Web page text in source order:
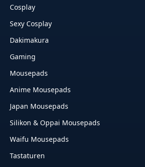
Cosplay
Sexy Cosplay
Dakimakura
Gaming
Mousepads
Anime Mousepads
Japan Mousepads
Silikon & Oppai Mousepads
Waifu Mousepads
Tastaturen